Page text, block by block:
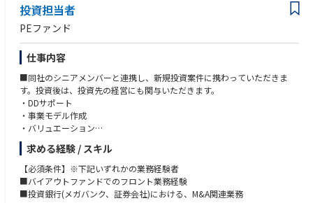
■組織体制・雰囲気
IT推進部は4課体制で、約40名の社員が在籍しています。
・SIer、ITコンサル、金融機関、事業会社のIT部門など、多様なバックグラ
ウンドを持つメンバーが在籍しています。
・ソニーグループ各社のIT部門からの出向者も多く、刺激のある環境で
す。
・互いに助け合い、協力しながら業務を進める風土が根付いており、懇親
会などの交流機会も多く、温かみのある雰囲気です。
■IT部門のミッション
ITサービス提供力を最大化し、当社ビジネスを加速させる
■ 部の役割
銀行業務領域におけるアプリケーション開発、およびクラウドサービス・
パッケージ導入を所管しています。
に関する論点・課題整理（要精査ポイントの選定など）などをおこなう。
3.デューデリジェンス対応
初期分析に基づく論点につき、デューデリジェンス（含マネジメント評
価）において、プロフェッショナルファーム、Sompo Internationalおよ
4.PMI対応
投資完了後の各種統合業務を支援する。
5.投資関連業務以外のサポート
Sompo Internationalにおける新事業、再保険引受、保険会社設立等の、
新事業立ち上げにおける分析支援および本社での各種社内業務 (本社およ
びSompo International向けの資料作成、社内調整) の実施。
【レポートライン】
投資担当者
PEファンド
仕事内容
■同社のシニアメンバーと連携し、新規投資案件に携わっていただきま
す。投資後は、投資先の経営にも関与いただきます。
・DDサポート
・事業モデル作成
・バリュエーション
・ストラクチャリングサポート
・ハンズオンによる経営支援
■職責
プリンシパル：ソーシング>エグゼキューション
求める経験 / スキル
【必須条件】※下記いずれかの業務経験者
■バイアウトファンドでのフロント業務経験
■投資銀行(メガバンク、証券会社)における、M&A関連業務